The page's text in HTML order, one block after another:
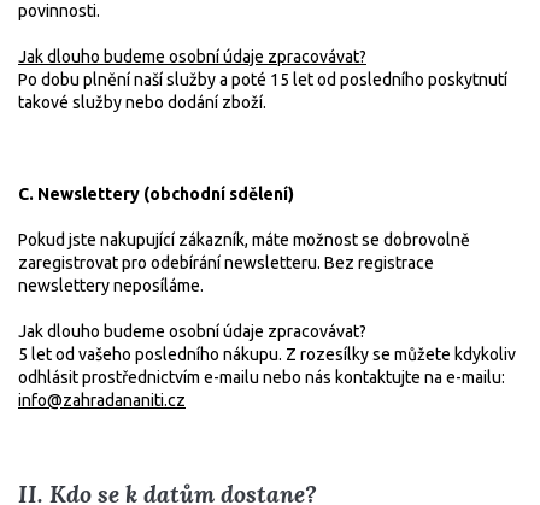
povinnosti.
Jak dlouho budeme osobní údaje zpracovávat?
Po dobu plnění naší služby a poté 15 let od posledního poskytnutí
takové služby nebo dodání zboží.
C. Newslettery (obchodní sdělení)
Pokud jste nakupující zákazník, máte možnost se dobrovolně
zaregistrovat pro odebírání newsletteru. Bez registrace
newslettery neposíláme.
Jak dlouho budeme osobní údaje zpracovávat?
5 let od vašeho posledního nákupu. Z rozesílky se můžete kdykoliv
odhlásit prostřednictvím e-mailu nebo nás kontaktujte na e-mailu:
info@zahradananiti.cz
II. Kdo se k datům dostane?